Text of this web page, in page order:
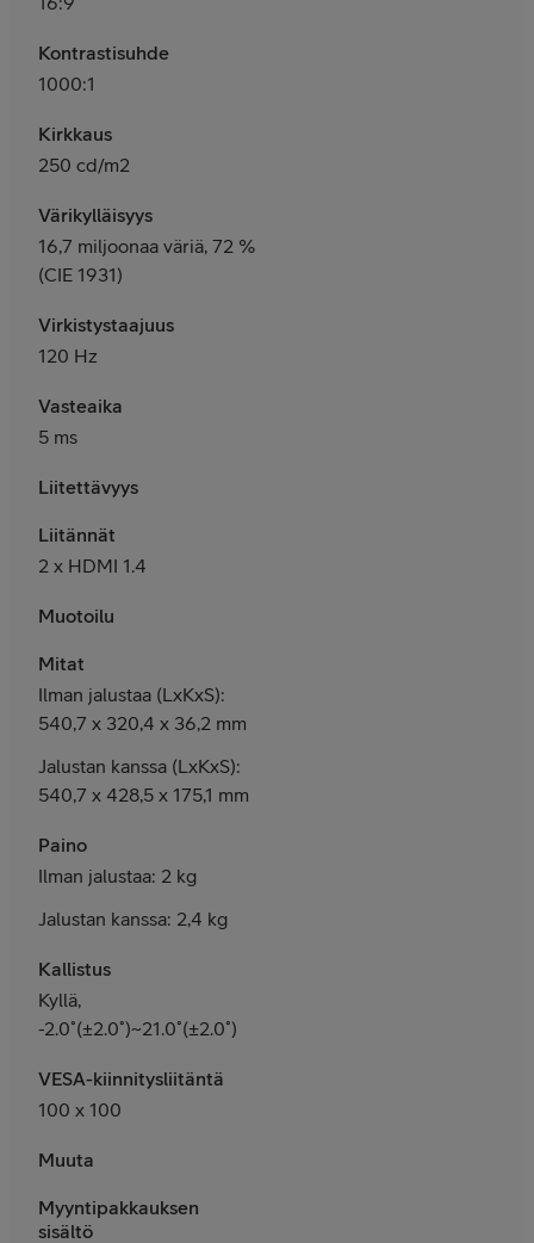
Kontrastisuhde
1000:1
Kirkkaus
250 cd/m2
Värikylläisyys
16,7 miljoonaa väriä, 72 %
(CIE 1931)
Virkistystaajuus
120 Hz
Vasteaika
5 ms
Liitettävyys
Liitännät
2 x HDMI 1.4
Muotoilu
Mitat
Ilman jalustaa (LxKxS):
540,7 x 320,4 x 36,2 mm
Jalustan kanssa (LxKxS):
540,7 x 428,5 x 175,1 mm
Paino
Ilman jalustaa: 2 kg
Jalustan kanssa: 2,4 kg
Kallistus
Kyllä,
-2.0˚(±2.0˚)~21.0˚(±2.0˚)
VESA-kiinnitysliitäntä
100 x 100
Muuta
Myyntipakkauksen
sisältö